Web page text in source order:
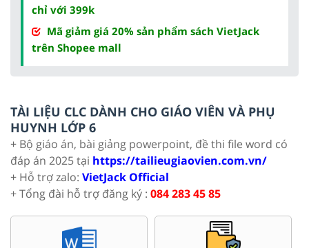
chỉ với 399k
Mã giảm giá 20% sản phẩm sách VietJack
trên Shopee mall
TÀI LIỆU CLC DÀNH CHO GIÁO VIÊN VÀ PHỤ
HUYNH LỚP 6
+ Bộ giáo án, bài giảng powerpoint, đề thi file word có
đáp án 2025 tại https://tailieugiaovien.com.vn/
+ Hỗ trợ zalo: VietJack Official
+ Tổng đài hỗ trợ đăng ký : 084 283 45 85